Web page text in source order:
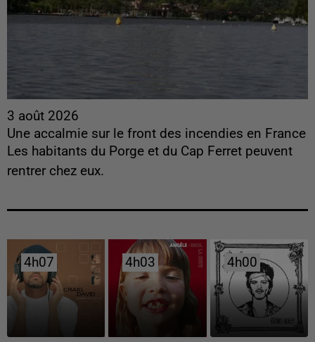
3 août 2026
Une accalmie sur le front des incendies en France
Les habitants du Porge et du Cap Ferret peuvent
rentrer chez eux.
4h07
4h07 4h03
4h03 4h00
4h00